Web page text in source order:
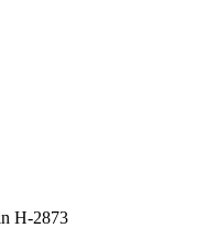
H-2873